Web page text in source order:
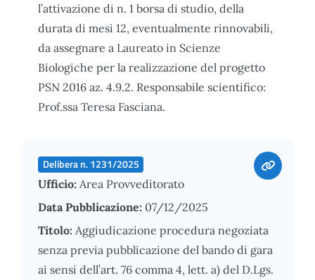
l’attivazione di n. 1 borsa di studio, della
durata di mesi 12, eventualmente rinnovabili,
da assegnare a Laureato in Scienze
Biologiche per la realizzazione del progetto
PSN 2016 az. 4.9.2. Responsabile scientifico:
Prof.ssa Teresa Fasciana.
Delibera n. 1231/2025
Ufficio: Area Provveditorato
Data Pubblicazione: 07/12/2025
Titolo: Aggiudicazione procedura negoziata
senza previa pubblicazione del bando di gara
ai sensi dell’art. 76 comma 4, lett. a) del D.Lgs.